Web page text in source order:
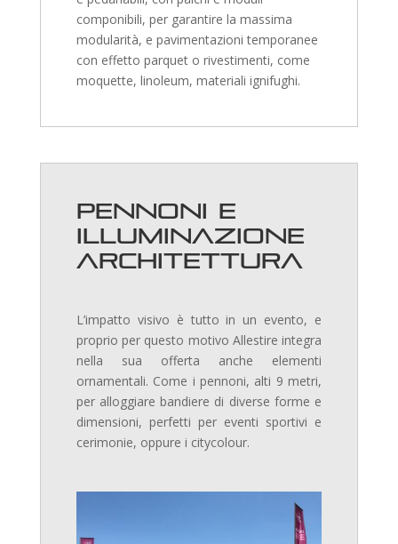
componibili, per garantire la massima
modularità, e pavimentazioni temporanee
con effetto parquet o rivestimenti, come
moquette, linoleum, materiali ignifughi.
Pennoni e
illuminazione
architettura
L’impatto visivo è tutto in un evento, e
proprio per questo motivo Allestire integra
nella sua offerta anche elementi
ornamentali. Come i pennoni, alti 9 metri,
per alloggiare bandiere di diverse forme e
dimensioni, perfetti per eventi sportivi e
cerimonie, oppure i citycolour.